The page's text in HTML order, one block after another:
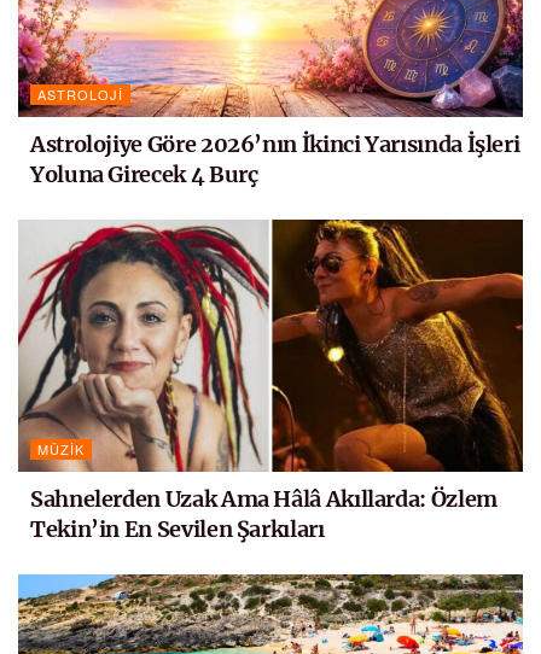
ASTROLOJI
Astrolojiye Göre 2026’nın İkinci Yarısında İşleri
Yoluna Girecek 4 Burç
MÜZIK
Sahnelerden Uzak Ama Hâlâ Akıllarda: Özlem
Tekin’in En Sevilen Şarkıları